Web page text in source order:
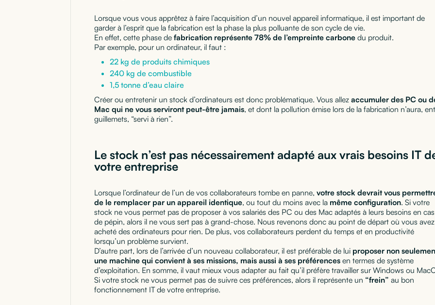
Lorsque vous vous apprêtez à faire l’acquisition d’un nouvel appareil informatique, il est important de
garder à l’esprit que la fabrication est la phase la plus polluante de son cycle de vie.
En effet, cette phase de fabrication représente 78% de l’empreinte carbone du produit.
Par exemple, pour un ordinateur, il faut :
22 kg de produits chimiques
240 kg de combustible
1,5 tonne d’eau claire
Créer ou entretenir un stock d’ordinateurs est donc problématique. Vous allez accumuler des PC ou
Mac qui ne vous serviront peut-être jamais, et dont la pollution émise lors de la fabrication n’aura,
guillemets, “servi à rien”.
Le stock n’est pas nécessairement adapté aux vrais besoins IT
votre entreprise
Lorsque l’ordinateur de l’un de vos collaborateurs tombe en panne, votre stock devrait vous
de le remplacer par un appareil identique, ou tout du moins avec la même configuration. Si votre
stock ne vous permet pas de proposer à vos salariés des PC ou des Mac adaptés à leurs besoins en cas
de pépin, alors il ne vous sert pas à grand-chose. Nous revenons donc au point de départ où vous avez
acheté des ordinateurs pour rien. De plus, vos collaborateurs perdent du temps et en productivité
lorsqu’un problème survient.
D’autre part, lors de l’arrivée d’un nouveau collaborateur, il est préférable de lui proposer non
une machine qui convient à ses missions, mais aussi à ses préférences en termes de système
d’exploitation. En somme, il vaut mieux vous adapter au fait qu’il préfère travailler sur Windows ou
Si votre stock ne vous permet pas de suivre ces préférences, alors il représente un “frein” au bon
fonctionnement IT de votre entreprise.